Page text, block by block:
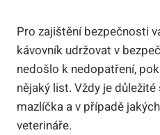
Pro zajištění bezpečnosti
kávovník udržovat v
nedošlo k nedopatření,
nějaký list. Vždy je
mazlíčka a v případě
veterináře.